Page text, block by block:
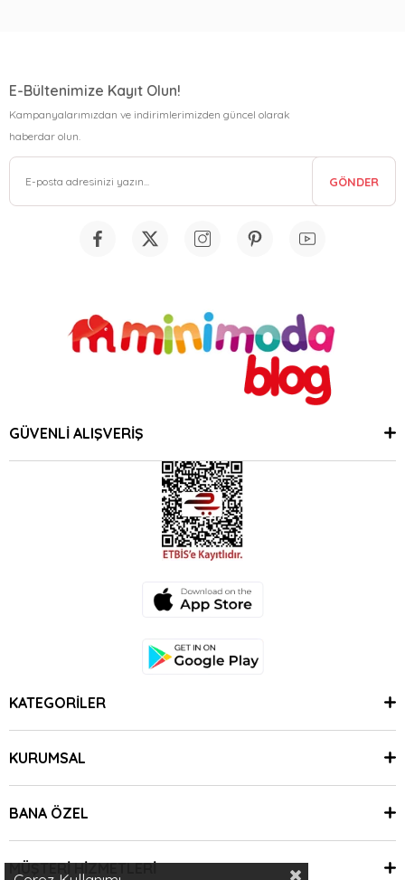
E-Bültenimize Kayıt Olun!
Kampanyalarımızdan ve indirimlerimizden güncel olarak
haberdar olun.
GÖNDER
GÜVENLİ ALIŞVERİŞ
KATEGORİLER
KURUMSAL
BANA ÖZEL
MÜŞTERİ HİZMETLERİ